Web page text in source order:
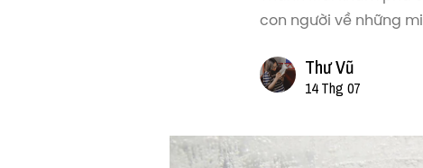
con người về những
Thư Vũ
14 Thg 07